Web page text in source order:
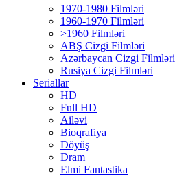
1970-1980 Filmləri
1960-1970 Filmləri
>1960 Filmləri
ABŞ Cizgi Filmləri
Azərbaycan Cizgi Filmləri
Rusiya Cizgi Filmləri
Seriallar
HD
Full HD
Ailəvi
Bioqrafiya
Döyüş
Dram
Elmi Fantastika